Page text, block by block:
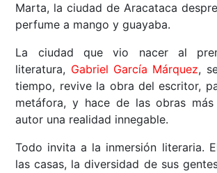
Marta, la ciudad de Aracataca
perfume a mango y guayaba.
La ciudad que vio nacer al
literatura, Gabriel García Márquez,
tiempo, revive la obra del escritor,
metáfora, y hace de las obras
autor una realidad innegable.
Todo invita a la inmersión literaria.
las casas, la diversidad de sus